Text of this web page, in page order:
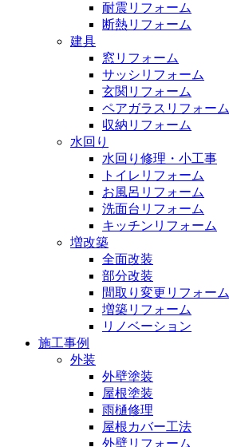
耐震リフォーム
断熱リフォーム
建具
窓リフォーム
サッシリフォーム
玄関リフォーム
ペアガラスリフォーム
収納リフォーム
水回り
水回り修理・小工事
トイレリフォーム
お風呂リフォーム
洗面台リフォーム
キッチンリフォーム
増改築
全面改装
部分改装
間取り変更リフォーム
増築リフォーム
リノベーション
施工事例
外装
外壁塗装
屋根塗装
雨樋修理
屋根カバー工法
外壁リフォーム